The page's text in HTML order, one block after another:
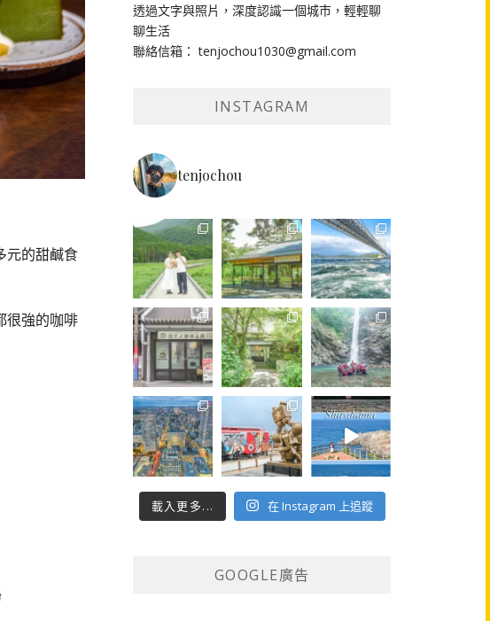
元的甜鹹食
很強的咖啡
透過文字與照片，深度認識一個城市，輕輕聊
聊生活
聯絡信箱： tenjochou1030@gmail.com
INSTAGRAM
tenjochou
載入更多... 在 Instagram 上追蹤
GOOGLE廣告